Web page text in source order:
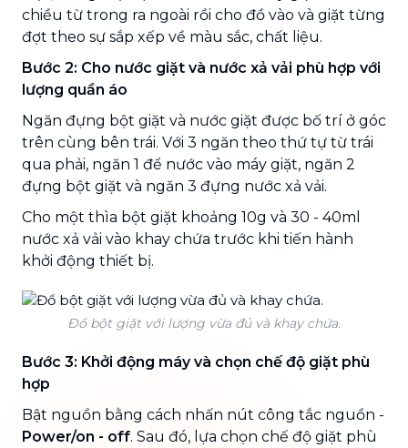
chiều từ trong ra ngoài rồi cho đồ vào và giặt từng
đợt theo sự sắp xếp về màu sắc, chất liệu.
Bước 2: Cho nước giặt và nước xả vải phù hợp với
lượng quần áo
Ngăn đựng bột giặt và nước giặt được bố trí ở góc
trên cùng bên trái. Với 3 ngăn theo thứ tự từ trái
qua phải, ngăn 1 để nước vào máy giặt, ngăn 2
đựng bột giặt và ngăn 3 đựng nước xả vải.
Cho một thìa bột giặt khoảng 10g và 30 - 40ml
nước xả vải vào khay chứa trước khi tiến hành
khởi động thiết bị.
Đổ bột giặt với lượng vừa đủ và khay chứa.
Bước 3: Khởi động máy và chọn chế độ giặt phù
hợp
Bật nguồn bằng cách nhấn nút công tắc nguồn -
Power/on - off. Sau đó, lựa chọn chế độ giặt phù